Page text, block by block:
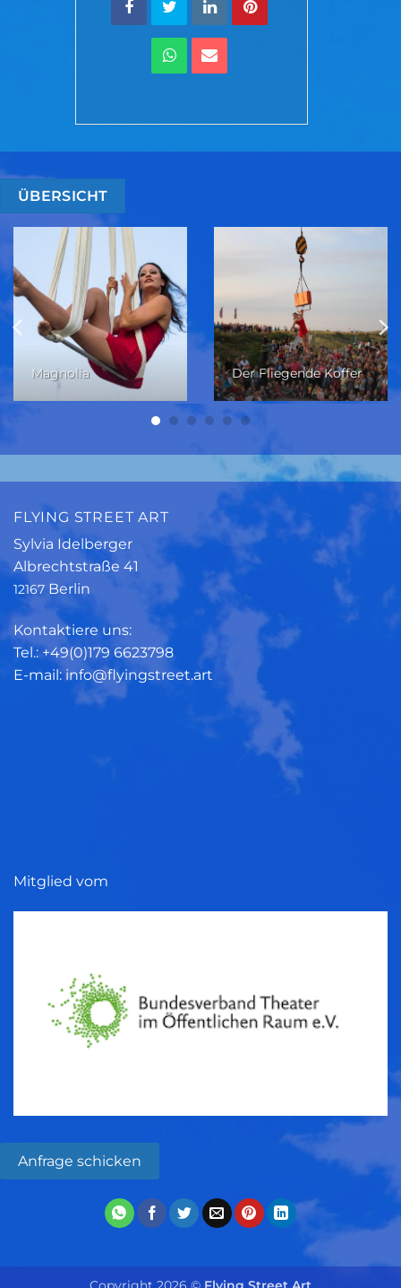
ÜBERSICHT
Magnolia Der Fliegende Koffer
FLYING STREET ART
Sylvia Idelberger
Albrechtstraße 41
12167 Berlin
Kontaktiere uns:
Tel.: +49(0)179 6623798
E-mail: info@flyingstreet.art
Mitglied vom
Anfrage schicken